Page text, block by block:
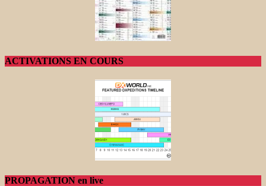
ACTIVATIONS EN COURS
PROPAGATION en live